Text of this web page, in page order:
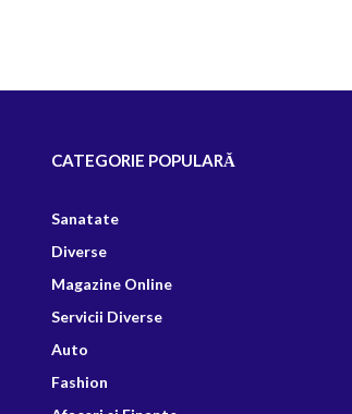
CATEGORIE POPULARĂ
Sanatate
Diverse
Magazine Online
Servicii Diverse
Auto
Fashion